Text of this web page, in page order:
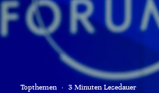
Topthemen · 3 Minuten Lesedauer